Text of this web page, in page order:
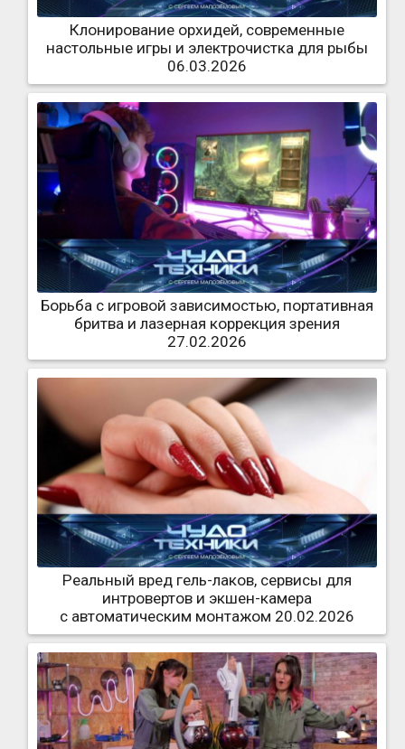
Клонирование орхидей, современные
настольные игры и электрочистка для рыбы
06.03.2026
Борьба с игровой зависимостью, портативная
бритва и лазерная коррекция зрения
27.02.2026
Реальный вред гель-лаков, сервисы для
интровертов и экшен-камера
с автоматическим монтажом 20.02.2026